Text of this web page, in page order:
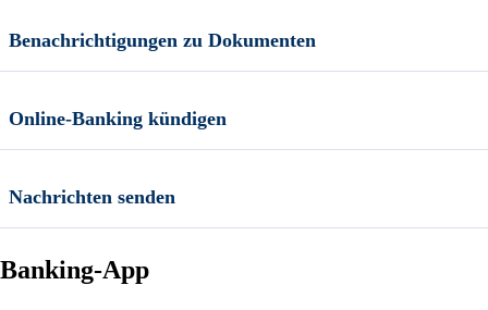
Benachrichtigungen zu Dokumenten
Online-Banking kündigen
Nachrichten senden
Banking-App